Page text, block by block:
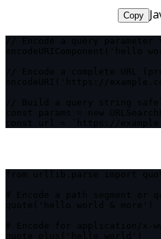
Copy
encodeURIComponent('hello
const url = `https://
quote('hello world & more')
# Encode for application/x-